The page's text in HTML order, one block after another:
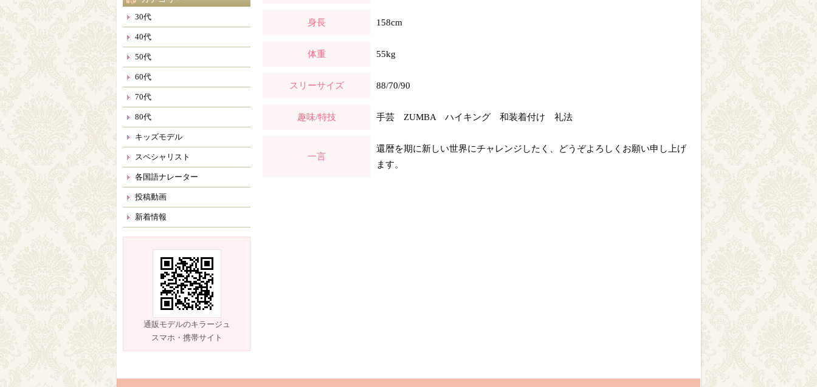
身長 158cm
体重 55kg
スリーサイズ 88/70/90
趣味/特技 手芸 ZUMBA ハイキング 和装着付け 礼法
一言
還暦を期に新しい世界にチャレンジしたく、どうぞよろしくお願い申し上げ
ます。
記
事
30代
40代
50代
60代
70代
80代
キッズモデル
スペシャリスト
各国語ナレーター
投稿動画
新着情報
通販モデルのキラージュ
スマホ・携帯サイト